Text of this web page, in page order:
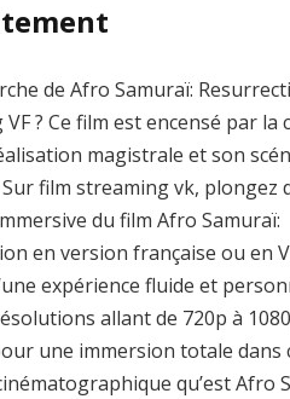
de Afro Samuraï:
? Ce film est encensé par la
magistrale et son
film streaming vk, plongez
du film Afro Samuraï:
en version française ou en
expérience fluide et
allant de 720p à
une immersion totale dans
qu’est Afro